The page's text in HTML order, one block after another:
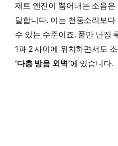
제트 엔진이 뿜어내는 소음
달합니다. 이는 천둥소리보
수 있는 수준이죠. 풀만 난징
1과 2 사이에 위치하면서도
‘다층 방음 외벽’에 있습니다.